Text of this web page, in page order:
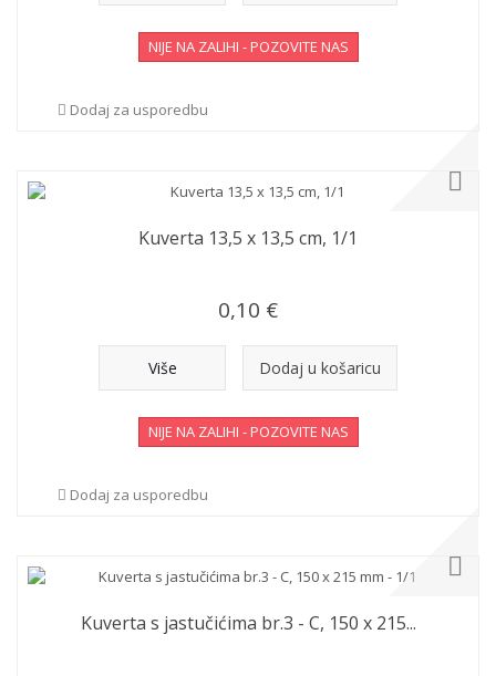
NIJE NA ZALIHI - POZOVITE NAS
Dodaj za usporedbu
Kuverta 13,5 x 13,5 cm, 1/1
0,10 €
Više Dodaj u košaricu
NIJE NA ZALIHI - POZOVITE NAS
Dodaj za usporedbu
Kuverta s jastučićima br.3 - C, 150 x 215...